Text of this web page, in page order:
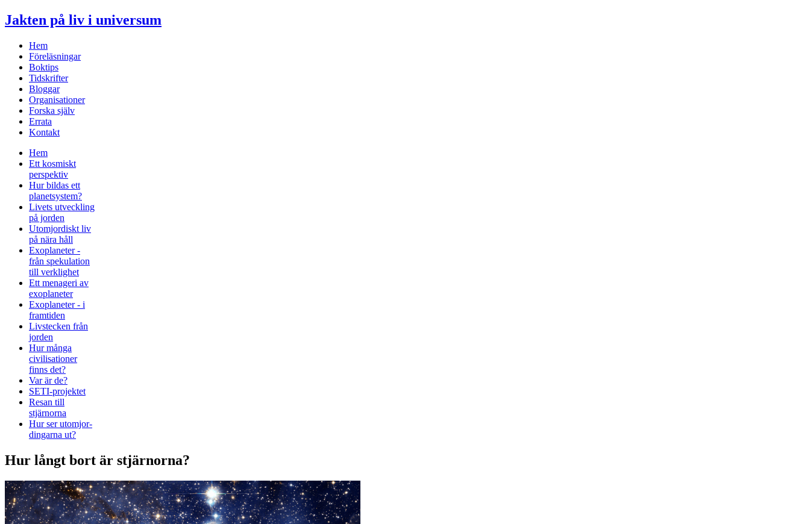
Jakten på liv i universum
Hem
Föreläsningar
Boktips
Tidskrifter
Bloggar
Organisationer
Forska själv
Errata
Kontakt
Hem
Ett kosmiskt
perspektiv
Hur bildas ett
planetsystem?
Livets utveckling
på jorden
Utomjordiskt liv
på nära håll
Exoplaneter -
från spekulation
till verklighet
Ett menageri av
exoplaneter
Exoplaneter - i
framtiden
Livstecken från
jorden
Hur många
civilisationer
finns det?
Var är de?
SETI-projektet
Resan till
stjärnorna
Hur ser utomjor-
dingarna ut?
Hur långt bort är stjärnorna?